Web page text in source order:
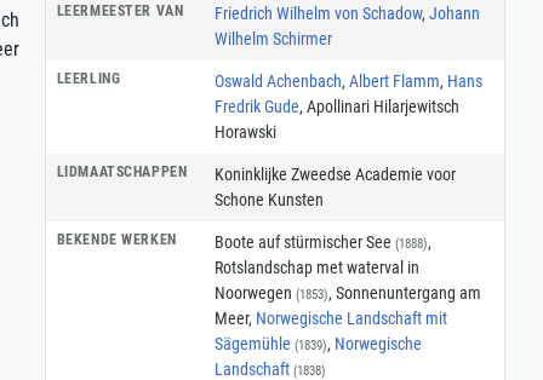
LEERMEESTER VAN Friedrich Wilhelm von Schadow, Johann
Wilhelm Schirmer
LEERLING Oswald Achenbach, Albert Flamm, Hans
Fredrik Gude, Apollinari Hilarjewitsch
Horawski
LIDMAATSCHAPPEN
Koninklijke Zweedse Academie voor
Schone Kunsten
BEKENDE WERKEN Boote auf stürmischer See (1888),
Rotslandschap met waterval in
Noorwegen (1853), Sonnenuntergang am
Meer, Norwegische Landschaft mit
Sägemühle (1839), Norwegische
Landschaft (1838)